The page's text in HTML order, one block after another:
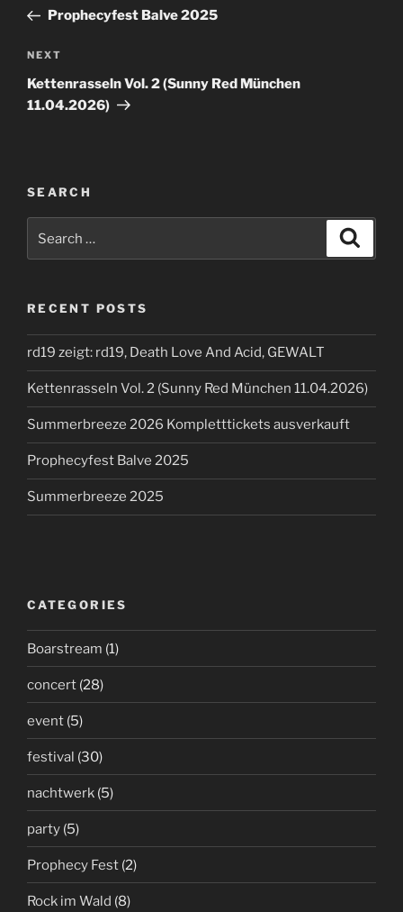
PostProphecyfest Balve 2025
Next
Post
NEXT
Kettenrasseln Vol. 2 (Sunny Red München
11.04.2026)
SEARCH
for:
RECENT POSTS
rd19 zeigt: rd19, Death Love And Acid, GEWALT
Kettenrasseln Vol. 2 (Sunny Red München 11.04.2026)
Summerbreeze 2026 Kompletttickets ausverkauft
Prophecyfest Balve 2025
Summerbreeze 2025
CATEGORIES
Boarstream (1)
concert (28)
event (5)
festival (30)
nachtwerk (5)
party (5)
Prophecy Fest (2)
Rock im Wald (8)